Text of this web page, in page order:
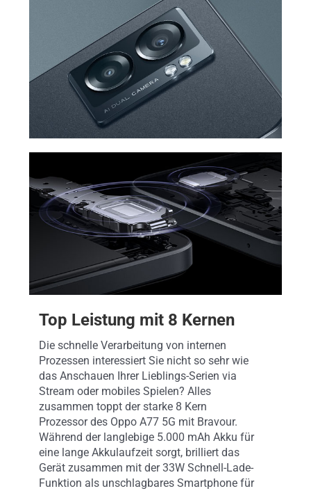
Top Leistung mit 8 Kernen
Die schnelle Verarbeitung von internen
Prozessen interessiert Sie nicht so sehr wie
das Anschauen Ihrer Lieblings-Serien via
Stream oder mobiles Spielen? Alles
zusammen toppt der starke 8 Kern
Prozessor des Oppo A77 5G mit Bravour.
Während der langlebige 5.000 mAh Akku für
eine lange Akkulaufzeit sorgt, brilliert das
Gerät zusammen mit der 33W Schnell-Lade-
Funktion als unschlagbares Smartphone für